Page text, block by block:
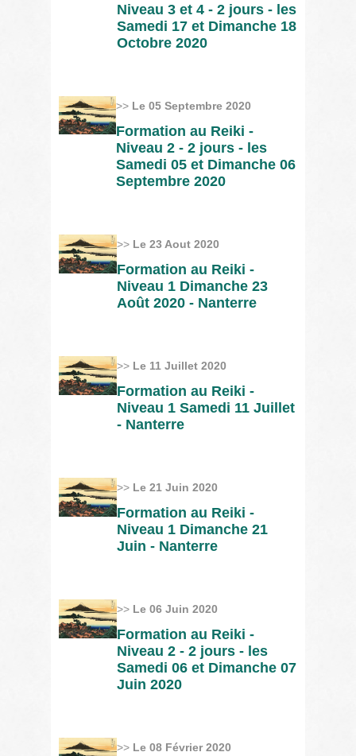
Niveau 3 et 4 - 2 jours - les
Samedi 17 et Dimanche 18
Octobre 2020
>> Le 05 Septembre 2020
Formation au Reiki -
Niveau 2 - 2 jours - les
Samedi 05 et Dimanche 06
Septembre 2020
>> Le 23 Aout 2020
Formation au Reiki -
Niveau 1 Dimanche 23
Août 2020 - Nanterre
>> Le 11 Juillet 2020
Formation au Reiki -
Niveau 1 Samedi 11 Juillet
- Nanterre
>> Le 21 Juin 2020
Formation au Reiki -
Niveau 1 Dimanche 21
Juin - Nanterre
>> Le 06 Juin 2020
Formation au Reiki -
Niveau 2 - 2 jours - les
Samedi 06 et Dimanche 07
Juin 2020
>> Le 08 Février 2020